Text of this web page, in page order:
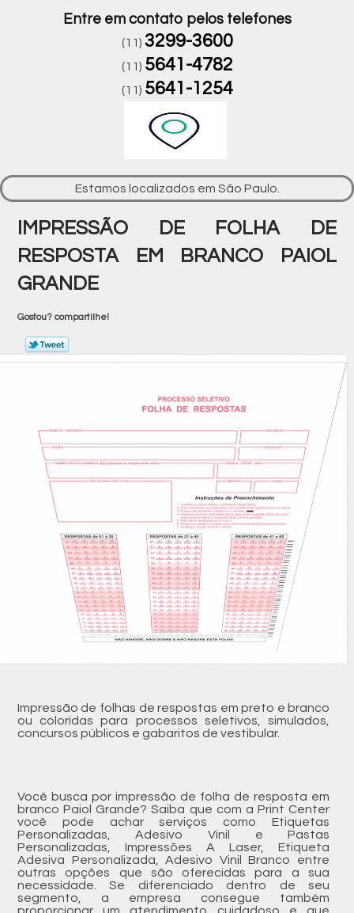
Entre em contato pelos telefones
(11) 3299-3600
(11) 5641-4782
(11) 5641-1254
Estamos localizados em São Paulo.
IMPRESSÃO DE FOLHA DE
RESPOSTA EM BRANCO PAIOL
GRANDE
Gostou? compartilhe!
Impressão de folhas de respostas em preto e branco
ou coloridas para processos seletivos, simulados,
concursos públicos e gabaritos de vestibular.
Você busca por impressão de folha de resposta em
branco Paiol Grande? Saiba que com a Print Center
você pode achar serviços como Etiquetas
Personalizadas, Adesivo Vinil e Pastas
Personalizadas, Impressões A Laser, Etiqueta
Adesiva Personalizada, Adesivo Vinil Branco entre
outras opções que são oferecidas para a sua
necessidade. Se diferenciado dentro de seu
segmento, a empresa consegue também